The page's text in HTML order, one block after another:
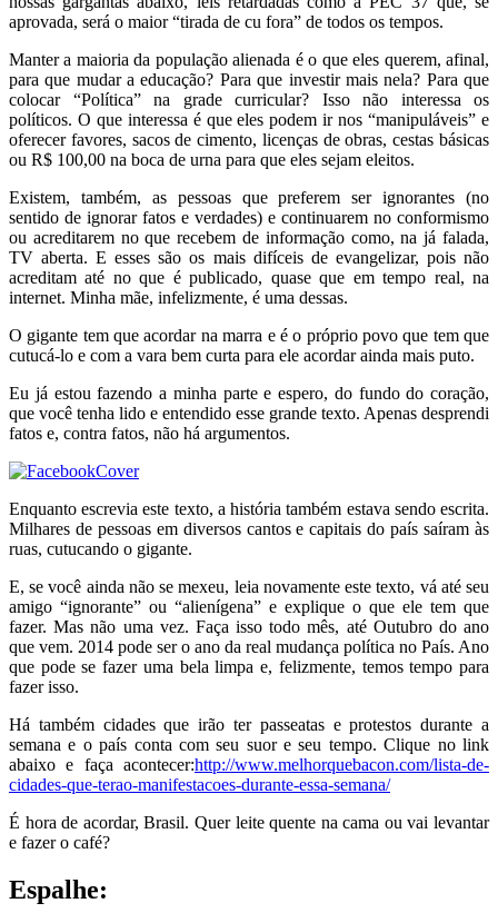
aprovada, será o maior “tirada de cu fora” de todos os tempos.
Manter a maioria da população alienada é o que eles querem, afinal,
para que mudar a educação? Para que investir mais nela? Para que
colocar “Política” na grade curricular? Isso não interessa os
políticos. O que interessa é que eles podem ir nos “manipuláveis” e
oferecer favores, sacos de cimento, licenças de obras, cestas básicas
ou R$ 100,00 na boca de urna para que eles sejam eleitos.
Existem, também, as pessoas que preferem ser ignorantes (no
sentido de ignorar fatos e verdades) e continuarem no conformismo
ou acreditarem no que recebem de informação como, na já falada,
TV aberta. E esses são os mais difíceis de evangelizar, pois não
acreditam até no que é publicado, quase que em tempo real, na
internet. Minha mãe, infelizmente, é uma dessas.
O gigante tem que acordar na marra e é o próprio povo que tem que
cutucá-lo e com a vara bem curta para ele acordar ainda mais puto.
Eu já estou fazendo a minha parte e espero, do fundo do coração,
que você tenha lido e entendido esse grande texto. Apenas desprendi
fatos e, contra fatos, não há argumentos.
Enquanto escrevia este texto, a história também estava sendo escrita.
Milhares de pessoas em diversos cantos e capitais do país saíram às
ruas, cutucando o gigante.
E, se você ainda não se mexeu, leia novamente este texto, vá até seu
amigo “ignorante” ou “alienígena” e explique o que ele tem que
fazer. Mas não uma vez. Faça isso todo mês, até Outubro do ano
que vem. 2014 pode ser o ano da real mudança política no País. Ano
que pode se fazer uma bela limpa e, felizmente, temos tempo para
fazer isso.
Há também cidades que irão ter passeatas e protestos durante a
semana e o país conta com seu suor e seu tempo. Clique no link
abaixo e faça acontecer:http://www.melhorquebacon.com/lista-de-
cidades-que-terao-manifestacoes-durante-essa-semana/
É hora de acordar, Brasil. Quer leite quente na cama ou vai levantar
e fazer o café?
Espalhe: